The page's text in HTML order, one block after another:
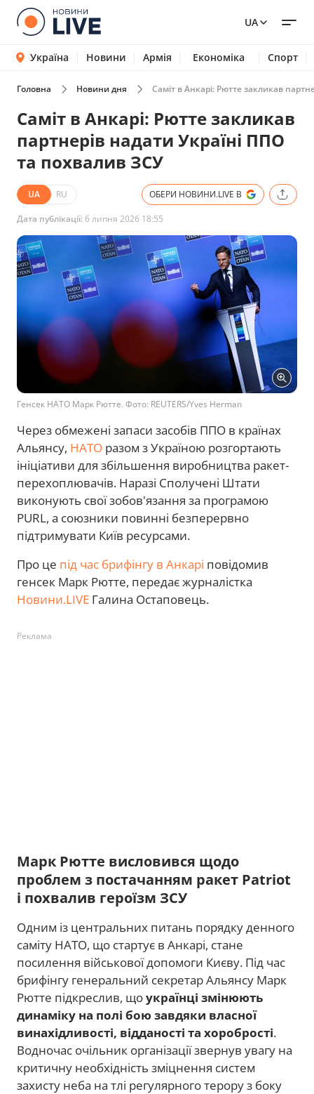
UA
Україна Новини Армія Економіка Спорт
Головна Новини дня Саміт в Анкарі: Рютте закликав
Саміт в Анкарі: Рютте закликав
партнерів надати Україні ППО
та похвалив ЗСУ
UA RU ОБЕРИ НОВИНИ.LIVE В
Дата публікації: 6 липня 2026 18:55
Генсек НАТО Марк Рютте. Фото: REUTERS/Yves Herman
Через обмежені запаси засобів ППО в країнах
Альянсу, НАТО разом з Україною розгортають
ініціативи для збільшення виробництва ракет-
перехоплювачів. Наразі Сполучені Штати
виконують свої зобов'язання за програмою
PURL, а союзники повинні безперервно
підтримувати Київ ресурсами.
Про це під час брифінгу в Анкарі повідомив
генсек Марк Рютте, передає журналістка
Новини.LIVE Галина Остаповець.
Реклама
Марк Рютте висловився щодо
проблем з постачанням ракет Patriot
і похвалив героїзм ЗСУ
Одним із центральних питань порядку денного
саміту НАТО, що стартує в Анкарі, стане
посилення військової допомоги Києву. Під час
брифінгу генеральний секретар Альянсу Марк
Рютте підкреслив, щоукраїнці змінюють
динаміку на полі бою завдяки власної
винахідливості, відданості та хоробрості.
Водночас очільник організації звернув увагу на
критичну необхідність зміцнення систем
захисту неба на тлі регулярного терору з боку